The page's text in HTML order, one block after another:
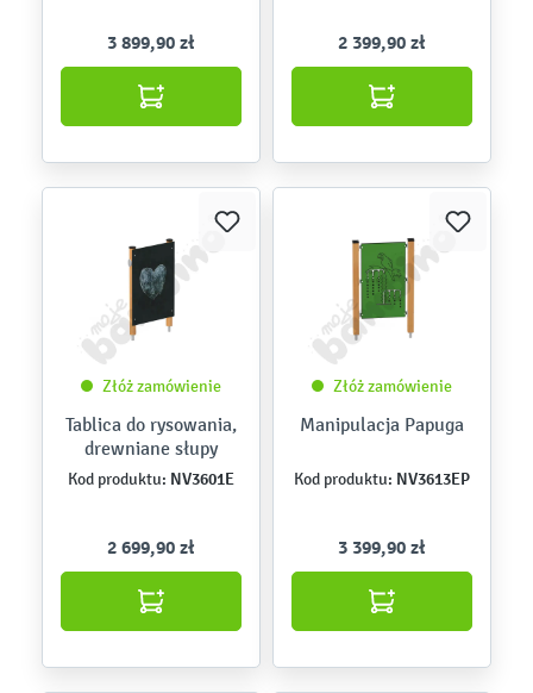
3 899,90 zł 2 399,90 zł
Złóż zamówienie
Tablica do rysowania,
drewniane słupy
Kod produktu: NV3601E
2 699,90 zł
Złóż zamówienie
Manipulacja Papuga
Kod produktu: NV3613EP
3 399,90 zł